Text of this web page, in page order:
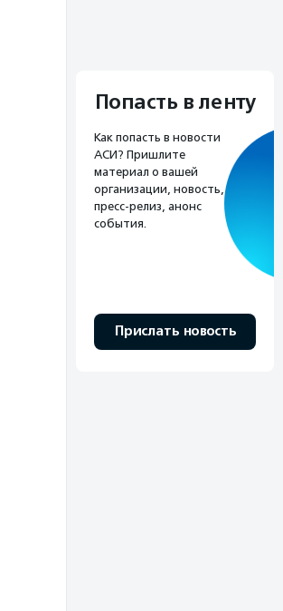
Попасть в ленту
Как попасть в новости
АСИ? Пришлите
материал о вашей
организации, новость,
пресс-релиз, анонс
события.
Прислать новость